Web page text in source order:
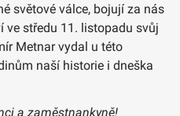
světové válce, bojují za nás
ve středu 11. listopadu svůj
Metnar vydal u této
naší historie i dneška
a zaměstnankyně!